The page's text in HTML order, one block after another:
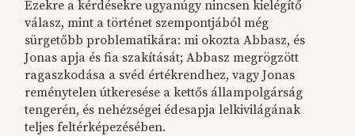
Ezekre a kérdésekre ugyanúgy nincsen kielégítő
válasz, mint a történet szempontjából még
sürgetőbb problematikára: mi okozta Abbasz, és
Jonas apja és fia szakítását; Abbasz megrögzött
ragaszkodása a svéd értékrendhez, vagy Jonas
reménytelen útkeresése a kettős állampolgárság
tengerén, és nehézségei édesapja lelkivilágának
teljes feltérképezésében.